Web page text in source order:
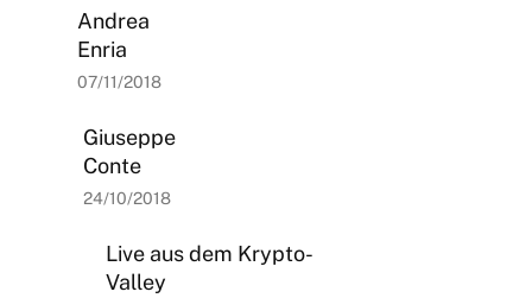
Andrea
Enria
07/11/2018
Giuseppe
Conte
24/10/2018
Live aus dem Krypto-
Valley